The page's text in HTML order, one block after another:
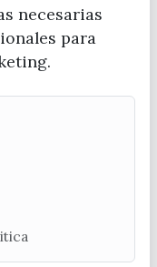
- Torre del Mar
necesarias
para
, Analitica